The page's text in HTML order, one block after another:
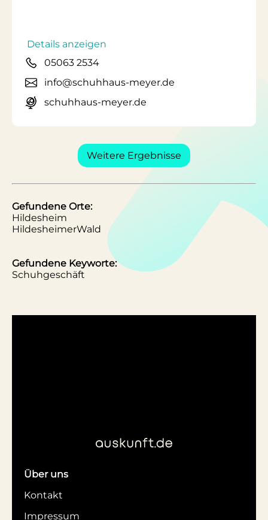
Details anzeigen
05063 2534
info@schuhhaus-meyer.de
schuhhaus-meyer.de
Weitere Ergebnisse
Gefundene Orte:
Hildesheim
HildesheimerWald
Gefundene Keyworte:
Schuhgeschäft
Über uns
Kontakt
Impressum